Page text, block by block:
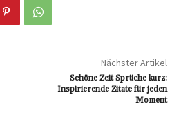
Nächster Artikel
Schöne Zeit Sprüche kurz:
Inspirierende Zitate für jeden
Moment